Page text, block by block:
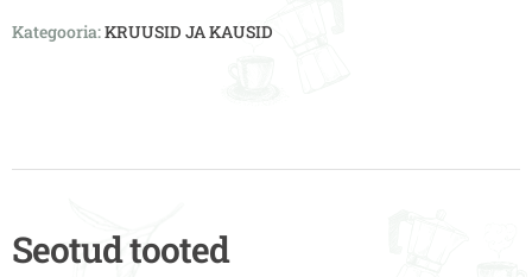
Kategooria:KRUUSID JA KAUSID
Seotud tooted